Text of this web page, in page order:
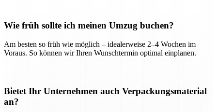
Wie früh sollte ich meinen Umzug buchen?
Am besten so früh wie möglich – idealerweise 2–4 Wochen im
Voraus. So können wir Ihren Wunschtermin optimal einplanen.
Bietet Ihr Unternehmen auch Verpackungsmaterial
an?